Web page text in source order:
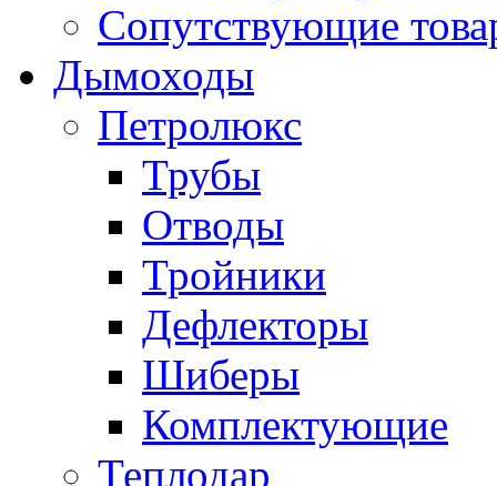
Сопутствующие
Дымоходы
Петролюкс
Трубы
Отводы
Тройники
Дефлекторы
Шиберы
Комплектующие
Теплодар